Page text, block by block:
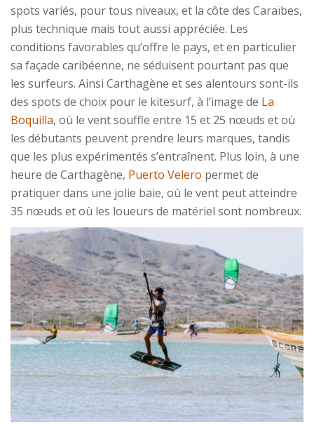
spots variés, pour tous niveaux, et la côte des Caraïbes,
plus technique mais tout aussi appréciée. Les
conditions favorables qu’offre le pays, et en particulier
sa façade caribéenne, ne séduisent pourtant pas que
les surfeurs. Ainsi Carthagène et ses alentours sont-ils
des spots de choix pour le kitesurf, à l’image de La
Boquilla, où le vent souffle entre 15 et 25 nœuds et où
les débutants peuvent prendre leurs marques, tandis
que les plus expérimentés s’entraînent. Plus loin, à une
heure de Carthagène, Puerto Velero permet de
pratiquer dans une jolie baie, où le vent peut atteindre
35 nœuds et où les loueurs de matériel sont nombreux.